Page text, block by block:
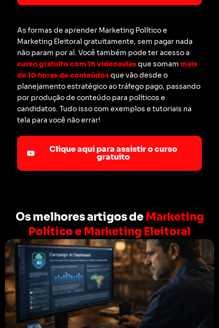
As formas de aprender Marketing Político e
Marketing Eleitoral gratuitamente, sem pagar nada
não param por aí. Você também pode ter acesso a
curso gratuito com 16 videoaulasque somam mais
de 10 horas de conteúdosque vão desde o
planejamento estratégico ao tráfego pago, passando
por produção de conteúdo para políticos e
candidatos. Tudo isso com exemplos e tutoriais na
tela para você não errar!
Clique aqui para assistir o curso
gratuito
Os melhores artigos deMarketing
Político e Marketing Eleitoral